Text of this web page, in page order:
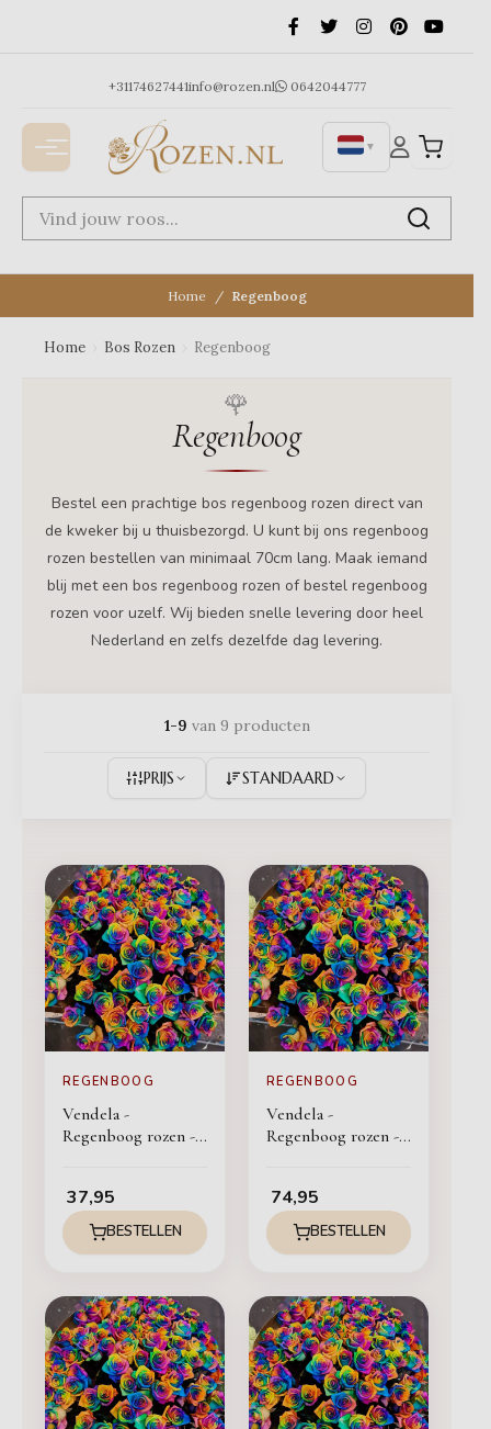
+31174627441info@rozen.nl 0642044777
▼
Home Regenboog
Home Bos Rozen Regenboog
Regenboog
Bestel een prachtige bos regenboog rozen direct van
de kweker bij u thuisbezorgd. U kunt bij ons regenboog
rozen bestellen van minimaal 70cm lang. Maak iemand
blij met een bos regenboog rozen of bestel regenboog
rozen voor uzelf. Wij bieden snelle levering door heel
Nederland en zelfs dezelfde dag levering.
1-9 van 9 producten
PRIJS STANDAARD
REGENBOOG
Vendela -
Regenboog rozen -
37,95
BESTELLEN
REGENBOOG
Vendela -
Regenboog rozen -
74,95
BESTELLEN